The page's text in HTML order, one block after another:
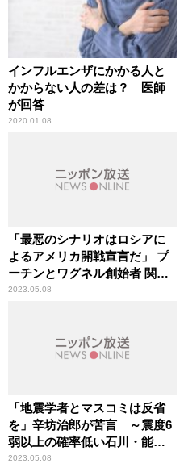
インフルエンザにかかる人と
かからない人の差は？ 医師
が回答
2020.01.08
「最悪のシナリオはロシアに
よるアメリカ開戦宣言だ」 プ
ーチンとワグネル創始者 関係
悪化の「行く末」を中村逸郎
2023.05.08
「地震学者とマスコミは反省
を」辛坊治郎が苦言 ～震度6
弱以上の確率低い石川・能登
地方で「6強」
2023.05.08